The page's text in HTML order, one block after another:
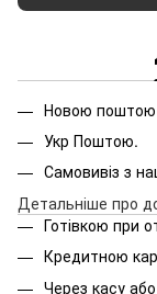
Новою поштою
Укр Поштою.
Самовивіз з
Детальніше про
Готівкою при
Кредитною
Через касу